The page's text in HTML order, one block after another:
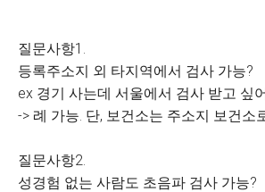
질문사항1.
등록주소지 외 타지역에서 검사 가능?
ex 경기 사는데 서울에서 검사 받고 싶
-> 례 가능. 단, 보건소는 주소지 보건소
질문사항2.
성경험 없는 사람도 초음파 검사 가능?